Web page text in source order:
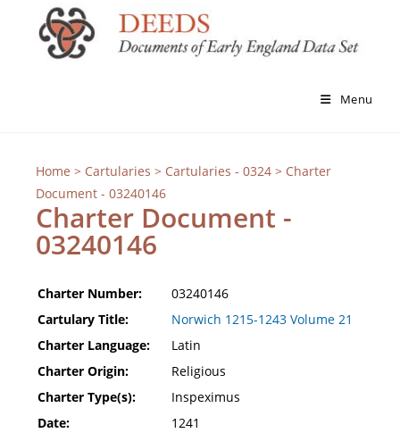
Menu
Home > Cartularies > Cartularies - 0324> Charter
Document - 03240146
Charter Document -
03240146
Charter Number:
03240146
Cartulary Title:
Norwich 1215-1243 Volume 21
Charter Language:
Latin
Charter Origin:
Religious
Charter Type(s):
Inspeximus
Date:
1241